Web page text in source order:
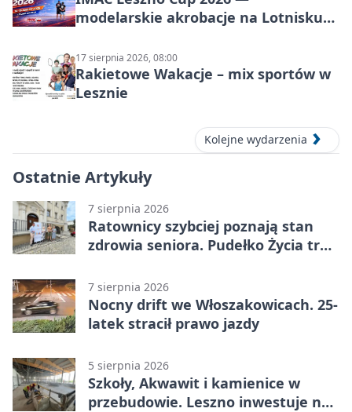
modelarskie akrobacje na Lotnisku
17 sierpnia 2026, 08:00
Rakietowe Wakacje – mix sportów w
Lesznie
Kolejne wydarzenia
Ostatnie Artykuły
7 sierpnia 2026
Ratownicy szybciej poznają stan
zdrowia seniora. Pudełko Życia trafi
7 sierpnia 2026
Nocny drift we Włoszakowicach. 25-
latek stracił prawo jazdy
5 sierpnia 2026
Szkoły, Akwawit i kamienice w
przebudowie. Leszno inwestuje na